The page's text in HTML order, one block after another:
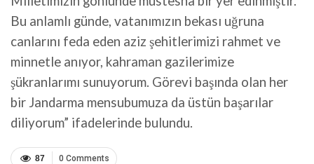
Bu anlamlı günde, vatanımızın bekası uğruna
canlarını feda eden aziz şehitlerimizi rahmet ve
minnetle anıyor, kahraman gazilerimize
şükranlarımı sunuyorum. Görevi başında olan her
bir Jandarma mensubumuza da üstün başarılar
diliyorum” ifadelerinde bulundu.
0 Comments
87